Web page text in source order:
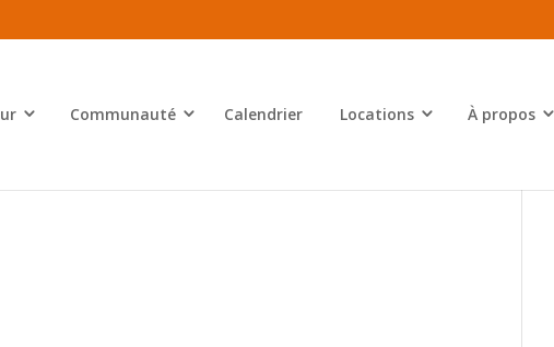
Communauté Calendrier Locations À propos